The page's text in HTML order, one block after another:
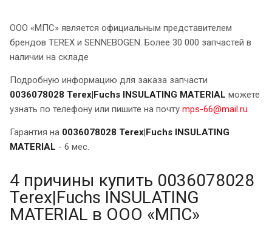
ООО «МПС» является официальным представителем
брендов TEREX и SENNEBOGEN. Более 30 000 запчастей в
наличии на складе
Подробную информацию для заказа запчасти
0036078028 Terex|Fuchs INSULATING MATERIAL можете
узнать по телефону или пишите на почту mps-66@mail.ru
Гарантия на 0036078028 Terex|Fuchs INSULATING
MATERIAL - 6 мес.
4 причины купить 0036078028
Terex|Fuchs INSULATING
MATERIAL в ООО «МПС»